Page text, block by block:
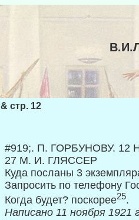
& стр. 12
#919;. Π. ГОРБУНОВУ. 12
27 М. И. ГЛЯССЕР
Куда посланы 3
Запросить по телефону
Когда будет? поскорее25.
Написано 11 ноября 1921